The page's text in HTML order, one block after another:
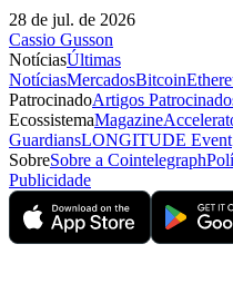
28 de jul. de 2026
Cassio Gusson
NotíciasÚltimas
NotíciasMercadosBitcoin
PatrocinadoArtigos
EcossistemaMagazine
GuardiansLONGITUDE Event
SobreSobre a Cointelegraph
Publicidade